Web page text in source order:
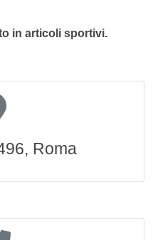
in articoli sportivi.
Roma